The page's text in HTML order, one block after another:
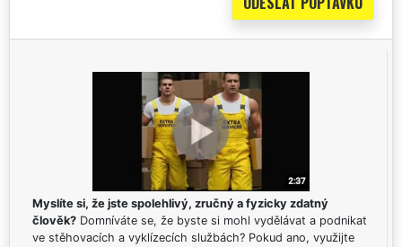
Myslíte si, že jste spolehlivý, zručný a fyzicky zdatný
člověk? Domníváte se, že byste si mohl vydělávat a podnikat
ve stěhovacích a vyklízecích službách? Pokud ano, využijte